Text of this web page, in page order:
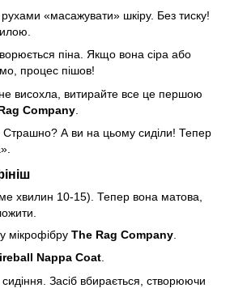
«масажувати» шкіру. Без тиску!
піна. Якщо вона сіра або
процес пішов!
висохла, витирайте все це першою
Company
Страшно? А ви на цьому сиділи! Тепер
хвилин 10-15). Тепер вона матова,
мікрофібру The Rag Company
Nappa Coat.
Засіб вбирається, створюючи